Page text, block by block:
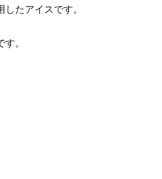
たアイスです。
。